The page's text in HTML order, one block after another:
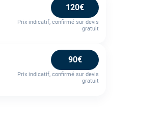
120€
Prix indicatif, confirmé sur devis
gratuit
90€
Prix indicatif, confirmé sur devis
gratuit